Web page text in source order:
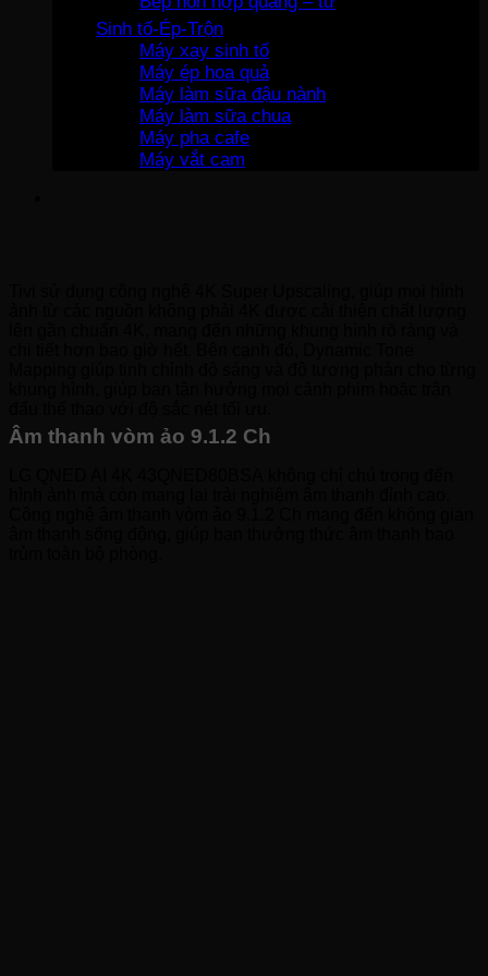
Sinh tố-Ép-Trộn
Máy xay sinh tố
Máy ép hoa quả
Máy làm sữa đậu nành
Máy làm sữa chua
Máy pha cafe
Máy vắt cam
Âm thanh vòm ảo 9.1.2 Ch